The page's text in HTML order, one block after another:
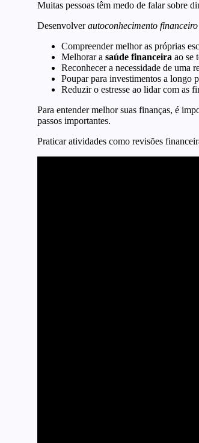
Muitas pessoas têm medo de falar sobre
Desenvolverautoconhecimento financeiro
Compreender melhor as próprias
Melhorar a saúde financeira ao se
Reconhecer a necessidade de uma
Poupar para investimentos a longo
Reduzir o estresse ao lidar com as
Para entender melhor suas finanças, é
passos importantes.
Praticar atividades como revisões